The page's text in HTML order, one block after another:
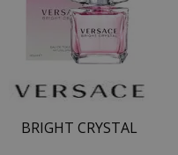
BRIGHT CRYSTAL